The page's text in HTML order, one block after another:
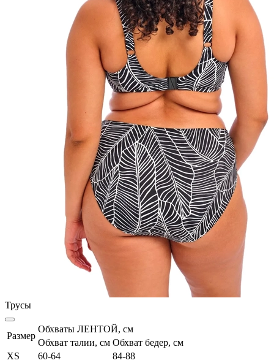
Трусы
Размер
Обхваты ЛЕНТОЙ, см
Обхват талии, см Обхват бедер, см
XS
60-64
84-88